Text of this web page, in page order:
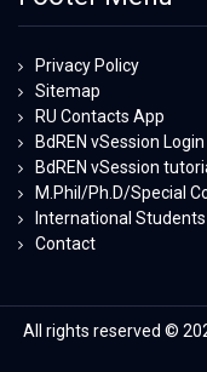
Privacy Policy
Sitemap
RU Contacts App
BdREN vSession Login
BdREN vSession
M.Phil/Ph.D/Special
International Students
Contact
All rights reserved ©